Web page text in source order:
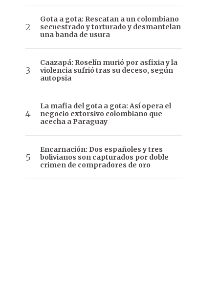
Gota a gota: Rescatan a un colombiano
secuestrado y torturado y desmantelan
una banda de usura
Caazapá: Roselín murió por asfixia y la
violencia sufrió tras su deceso, según
autopsia
La mafia del gota a gota: Así opera el
negocio extorsivo colombiano que
acecha a Paraguay
Encarnación: Dos españoles y tres
bolivianos son capturados por doble
crimen de compradores de oro